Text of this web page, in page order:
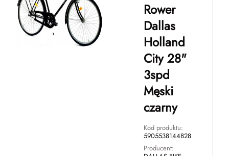
Rower
Dallas
Holland
City 28"
3spd
Męski
czarny
Kod produktu:
5905538144828
Producent: